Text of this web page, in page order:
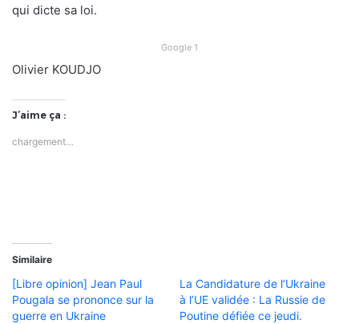
qui dicte sa loi.
Google 1
Olivier KOUDJO
J’aime ça :
chargement…
Similaire
[Libre opinion] Jean Paul
Pougala se prononce sur la
guerre en Ukraine
La Candidature de l’Ukraine
à l’UE validée : La Russie de
Poutine défiée ce jeudi.